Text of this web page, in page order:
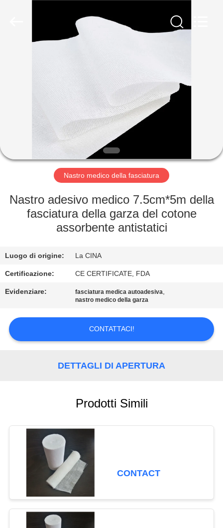
PRODOTTI
CIRCA
GIRO
FABBRICA
CONTROLLO
QUALITÀ
CONTATTICI
RICHIEDA
UNA
PRIVACY
POLICY
Nastro medico della fasciatura
Nastro adesivo medico 7.5cm*5m della
fasciatura della garza del cotone
assorbente antistatici
Luogo di origine: La CINA
Certificazione: CE CERTIFICATE, FDA
Evidenziare: fasciatura medica autoadesiva,
nastro medico della garza
CONTATTACI!
DETTAGLI DI APERTURA
Prodotti Simili
CONTACT